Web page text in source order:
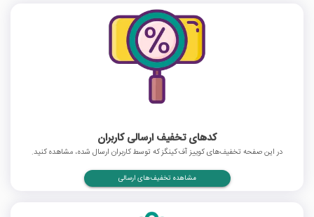
کدهای تخفیف ارسالی کاربران
در این صفحه تخفیف‌های کوییز آف کینگز که توسط کاربران ارسال شده، مشاهده کنید.
مشاهده تخفیف‌های ارسالی